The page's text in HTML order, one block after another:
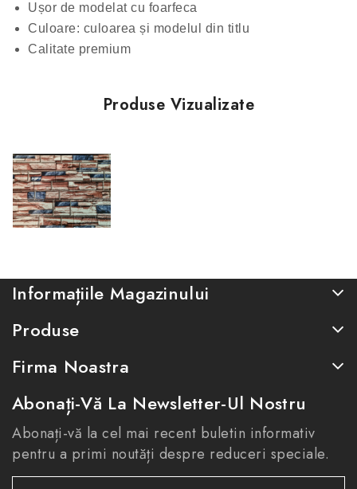
Ușor de modelat cu foarfeca
Culoare: culoarea și modelul din titlu
Calitate premium
Produse Vizualizate
Informațiile Magazinului
Produse
Firma Noastra
Abonați-Vă La Newsletter-Ul Nostru
Abonați-vă la cel mai recent buletin informativ
pentru a primi noutăți despre reduceri speciale.